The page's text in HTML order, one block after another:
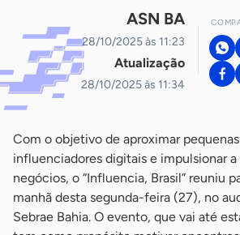
ASN BA
28/10/2025 às 11:23
Atualização
28/10/2025 às 11:34
Com o objetivo de aproximar
influenciadores digitais e impulsionar
negócios, o “Influencia, Brasil” reuniu
manhã desta segunda-feira (27), no
Sebrae Bahia. O evento, que vai até